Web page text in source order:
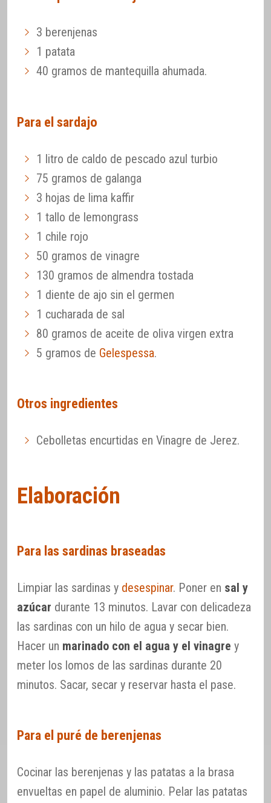
3 berenjenas
1 patata
40 gramos de mantequilla ahumada.
Para el sardajo
1 litro de caldo de pescado azul turbio
75 gramos de galanga
3 hojas de lima kaffir
1 tallo de lemongrass
1 chile rojo
50 gramos de vinagre
130 gramos de almendra tostada
1 diente de ajo sin el germen
1 cucharada de sal
80 gramos de aceite de oliva virgen extra
5 gramos de Gelespessa.
Otros ingredientes
Cebolletas encurtidas en Vinagre de Jerez.
Elaboración
Para las sardinas braseadas
Limpiar las sardinas y desespinar. Poner en sal y
azúcar durante 13 minutos. Lavar con delicadeza
las sardinas con un hilo de agua y secar bien.
Hacer un marinado con el agua y el vinagre y
meter los lomos de las sardinas durante 20
minutos. Sacar, secar y reservar hasta el pase.
Para el puré de berenjenas
Cocinar las berenjenas y las patatas a la brasa
envueltas en papel de aluminio. Pelar las patatas